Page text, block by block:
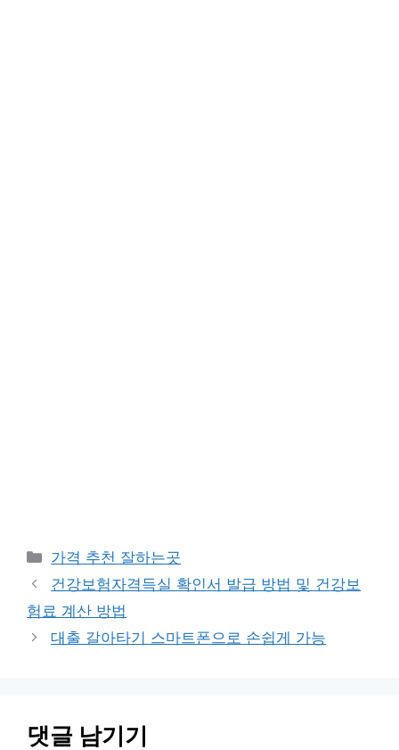
카
테
리
가격 추천 잘하는곳
건강보험자격득실 확인서 발급 방법 및 건강보
험료 계산 방법
대출 갈아타기 스마트폰으로 손쉽게 가능
댓글 남기기